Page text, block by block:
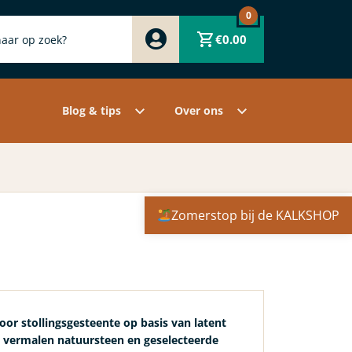
€0.00
0
Zwart
Grijs
Overige pigmenten
Blog & tips Over ons
Contact
stollingsgesteente op basis van latent
natuursteen en geselecteerde
Zomerstop bij de KALKSHOP